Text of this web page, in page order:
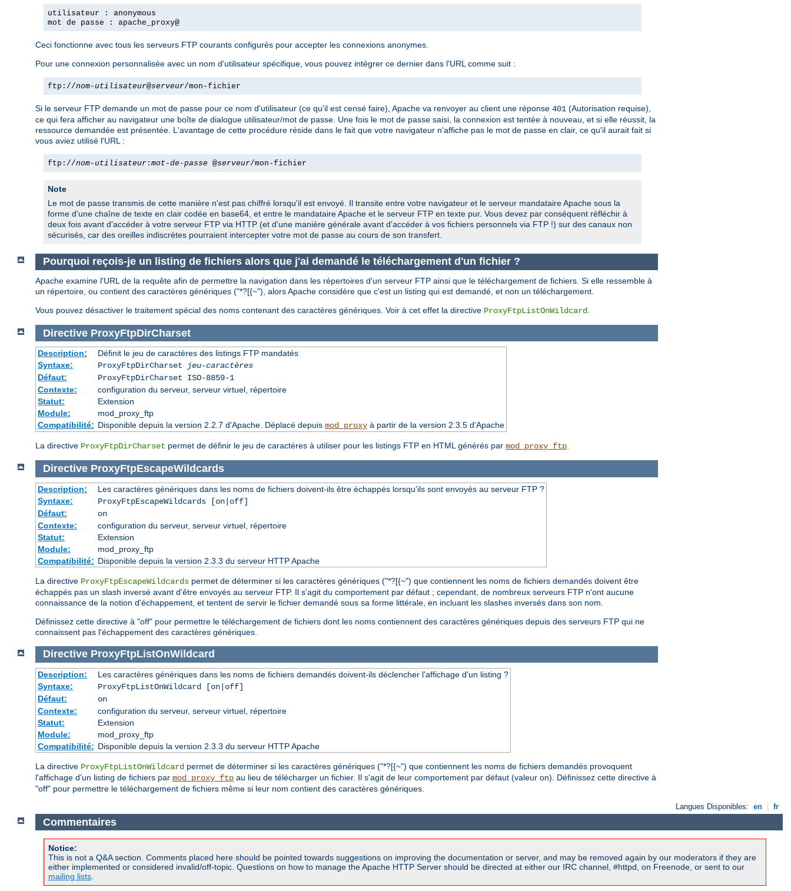
utilisateur : anonymous
mot de passe : apache_proxy@
Ceci fonctionne avec tous les serveurs FTP courants configurés pour accepter les connexions anonymes.
Pour une connexion personnalisée avec un nom d'utilisateur spécifique, vous pouvez intégrer ce dernier dans l'URL comme suit :
ftp://nom-utilisateur@serveur/mon-fichier
Si le serveur FTP demande un mot de passe pour ce nom d'utilisateur (ce qu'il est censé faire), Apache va renvoyer au client une réponse 401 (Autorisation requise),
ce qui fera afficher au navigateur une boîte de dialogue utilisateur/mot de passe. Une fois le mot de passe saisi, la connexion est tentée à nouveau, et si elle réussit, la
ressource demandée est présentée. L'avantage de cette procédure réside dans le fait que votre navigateur n'affiche pas le mot de passe en clair, ce qu'il aurait fait si
vous aviez utilisé l'URL :
ftp://nom-utilisateur : mot-de-passe @serveur/mon-fichier
Note
Le mot de passe transmis de cette manière n'est pas chiffré lorsqu'il est envoyé. Il transite entre votre navigateur et le serveur mandataire Apache sous la
forme d'une chaîne de texte en clair codée en base64, et entre le mandataire Apache et le serveur FTP en texte pur. Vous devez par conséquent réfléchir à
deux fois avant d'accéder à votre serveur FTP via HTTP (et d'une manière générale avant d'accéder à vos fichiers personnels via FTP !) sur des canaux non
sécurisés, car des oreilles indiscrètes pourraient intercepter votre mot de passe au cours de son transfert.
Pourquoi reçois-je un listing de fichiers alors que j'ai demandé le téléchargement d'un fichier ?
Apache examine l'URL de la requête afin de permettre la navigation dans les répertoires d'un serveur FTP ainsi que le téléchargement de fichiers. Si elle ressemble à
un répertoire, ou contient des caractères génériques ("*?[{~"), alors Apache considère que c'est un listing qui est demandé, et non un téléchargement.
Vous pouvez désactiver le traitement spécial des noms contenant des caractères génériques. Voir à cet effet la directive ProxyFtpListOnWildcard
Directive ProxyFtpDirCharset
Description:
Définit le jeu de caractères des listings FTP mandatés
Syntaxe:
ProxyFtpDirCharset
jeu-caractères
Défaut:
ProxyFtpDirCharset ISO-8859-1
Contexte:
configuration du serveur, serveur virtuel, répertoire
Statut:
Extension
Module:
mod_proxy_ftp
Compatibilité: Disponible depuis la version 2.2.7 d'Apache. Déplacé depuis mod_proxyà partir de la version 2.3.5 d'Apache
La directive ProxyFtpDirCharset permet de définir le jeu de caractères à utiliser pour les listings FTP en HTML générés par mod_proxy_ftp
Directive ProxyFtpEscapeWildcards
Description:
Les caractères génériques dans les noms de fichiers doivent-ils être échappés lorsqu'ils sont envoyés au serveur FTP ?
Syntaxe:
ProxyFtpEscapeWildcards [on|off]
Défaut:
on
Contexte:
configuration du serveur, serveur virtuel, répertoire
Statut:
Extension
Module:
mod_proxy_ftp
Compatibilité: Disponible depuis la version 2.3.3 du serveur HTTP Apache
La directive ProxyFtpEscapeWildcards permet de déterminer si les caractères génériques ("*?[{~") que contiennent les noms de fichiers demandés doivent être
échappés pas un slash inversé avant d'être envoyés au serveur FTP. Il s'agit du comportement par défaut ; cependant, de nombreux serveurs FTP n'ont aucune
connaissance de la notion d'échappement, et tentent de servir le fichier demandé sous sa forme littérale, en incluant les slashes inversés dans son nom.
Définissez cette directive à "off" pour permettre le téléchargement de fichiers dont les noms contiennent des caractères génériques depuis des serveurs FTP qui ne
connaissent pas l'échappement des caractères génériques.
Directive ProxyFtpListOnWildcard
Description:
Les caractères génériques dans les noms de fichiers demandés doivent-ils déclencher l'affichage d'un listing ?
Syntaxe:
ProxyFtpListOnWildcard [on|off]
Défaut:
on
Contexte:
configuration du serveur, serveur virtuel, répertoire
Statut:
Extension
Module:
mod_proxy_ftp
Compatibilité: Disponible depuis la version 2.3.3 du serveur HTTP Apache
La directive ProxyFtpListOnWildcard permet de déterminer si les caractères génériques ("*?[{~") que contiennent les noms de fichiers demandés provoquent
l'affichage d'un listing de fichiers par mod_proxy_ftp au lieu de télécharger un fichier. Il s'agit de leur comportement par défaut (valeur on). Définissez cette directive à
"off" pour permettre le téléchargement de fichiers même si leur nom contient des caractères génériques.
Langues Disponibles: en fr
Commentaires
Notice:
This is not a Q&A section. Comments placed here should be pointed towards suggestions on improving the documentation or server, and may be removed again by our moderators if they are
either implemented or considered invalid/off-topic. Questions on how to manage the Apache HTTP Server should be directed at either our IRC channel, #httpd, on Freenode, or sent to our
mailing lists